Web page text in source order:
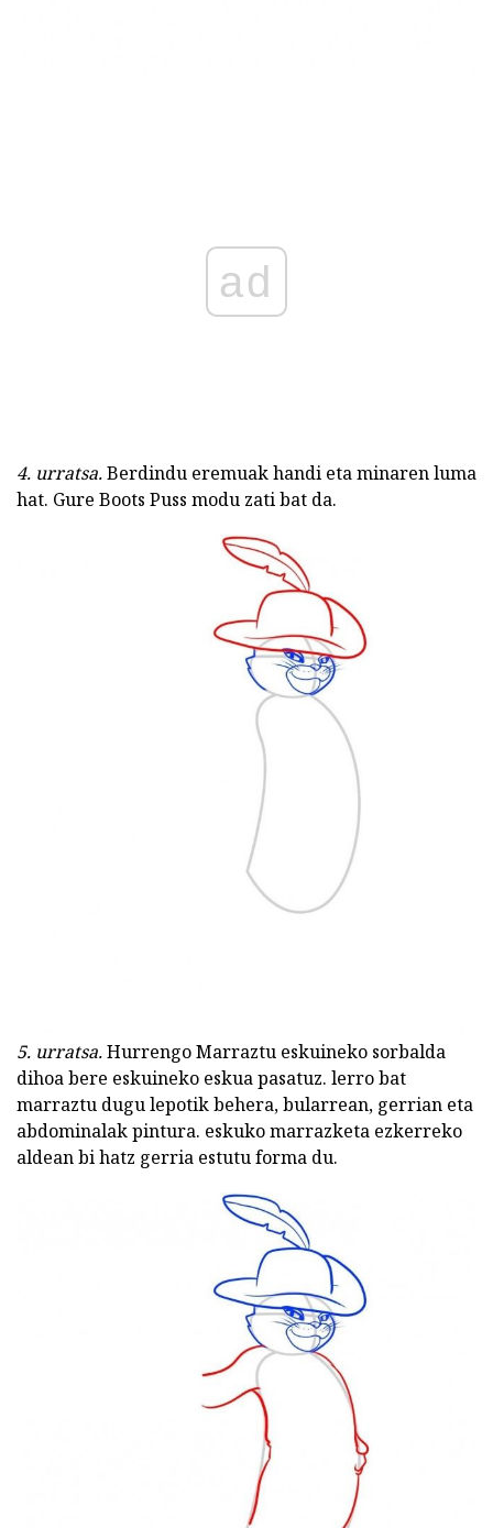
ad
4. urratsa.Berdindu eremuak handi eta minaren luma
hat. Gure Boots Puss modu zati bat da.
5. urratsa.Hurrengo Marraztu eskuineko sorbalda
dihoa bere eskuineko eskua pasatuz. lerro bat
marraztu dugu lepotik behera, bularrean, gerrian eta
abdominalak pintura. eskuko marrazketa ezkerreko
aldean bi hatz gerria estutu forma du.